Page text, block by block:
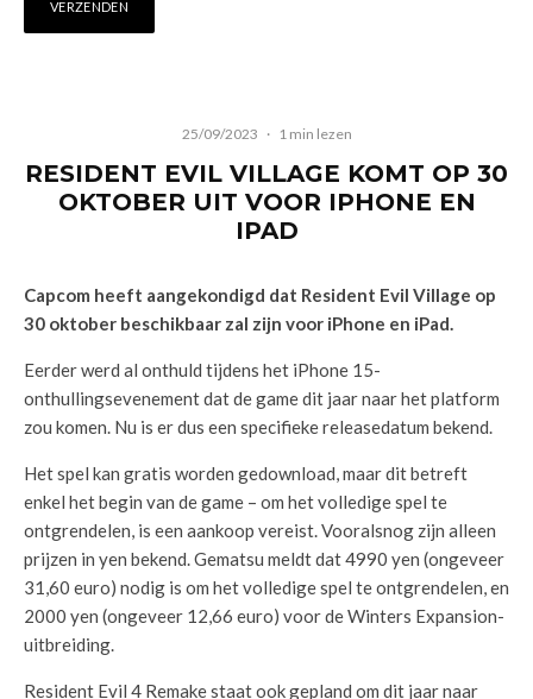
25/09/2023 · 1 min lezen
RESIDENT EVIL VILLAGE KOMT OP 30
OKTOBER UIT VOOR IPHONE EN
IPAD
Capcom heeft aangekondigd dat Resident Evil Village op
30 oktober beschikbaar zal zijn voor iPhone en iPad.
Eerder werd al onthuld tijdens het iPhone 15-
onthullingsevenement dat de game dit jaar naar het platform
zou komen. Nu is er dus een specifieke releasedatum bekend.
Het spel kan gratis worden gedownload, maar dit betreft
enkel het begin van de game – om het volledige spel te
ontgrendelen, is een aankoop vereist. Vooralsnog zijn alleen
prijzen in yen bekend. Gematsu meldt dat 4990 yen (ongeveer
31,60 euro) nodig is om het volledige spel te ontgrendelen, en
2000 yen (ongeveer 12,66 euro) voor de Winters Expansion-
uitbreiding.
Resident Evil 4 Remake staat ook gepland om dit jaar naar